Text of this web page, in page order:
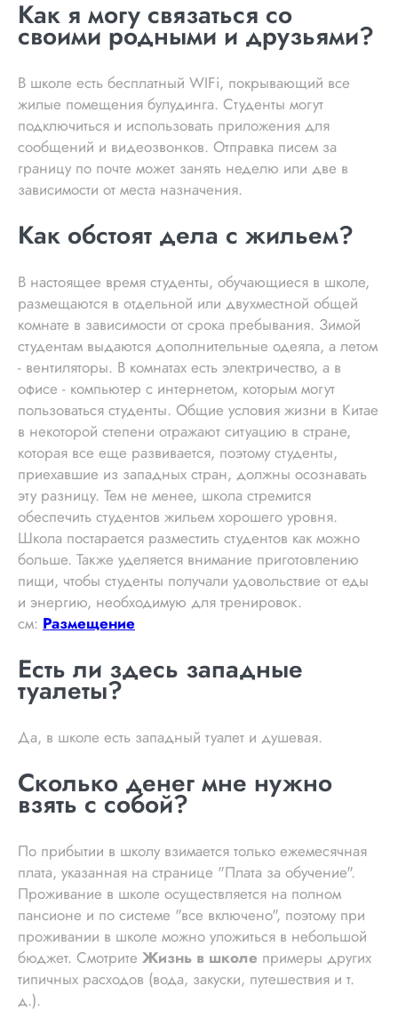
Как я могу связаться со
своими родными и друзьями?
В школе есть бесплатный WIFi, покрывающий все
жилые помещения булудинга. Студенты могут
подключиться и использовать приложения для
сообщений и видеозвонков. Отправка писем за
границу по почте может занять неделю или две в
зависимости от места назначения.
Как обстоят дела с жильем?
В настоящее время студенты, обучающиеся в школе,
размещаются в отдельной или двухместной общей
комнате в зависимости от срока пребывания. Зимой
студентам выдаются дополнительные одеяла, а летом
- вентиляторы. В комнатах есть электричество, а в
офисе - компьютер с интернетом, которым могут
пользоваться студенты. Общие условия жизни в Китае
в некоторой степени отражают ситуацию в стране,
которая все еще развивается, поэтому студенты,
приехавшие из западных стран, должны осознавать
эту разницу. Тем не менее, школа стремится
обеспечить студентов жильем хорошего уровня.
Школа постарается разместить студентов как можно
больше. Также уделяется внимание приготовлению
пищи, чтобы студенты получали удовольствие от еды
и энергию, необходимую для тренировок.
см: Размещение
Есть ли здесь западные
туалеты?
Да, в школе есть западный туалет и душевая.
Сколько денег мне нужно
взять с собой?
По прибытии в школу взимается только ежемесячная
плата, указанная на странице "Плата за обучение".
Проживание в школе осуществляется на полном
пансионе и по системе "все включено", поэтому при
проживании в школе можно уложиться в небольшой
бюджет. Смотрите Жизнь в школе примеры других
типичных расходов (вода, закуски, путешествия и т.
д.).